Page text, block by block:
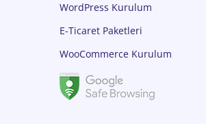
WordPress Kurulum
E-Ticaret Paketleri
WooCommerce Kurulum